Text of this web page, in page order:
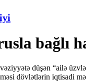
bağlı
düşən “ailə
dövlətlərin iqtisadi